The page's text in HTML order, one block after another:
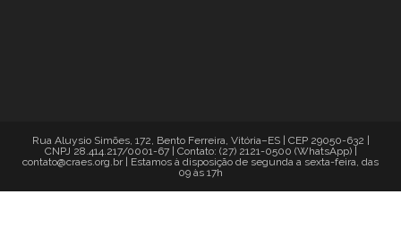
Rua Aluysio Simões, 172, Bento Ferreira, Vitória–ES | CEP 29050-632 |
CNPJ 28.414.217/0001-67 | Contato: (27) 2121-0500 (WhatsApp) |
contato@craes.org.br | Estamos à disposição de segunda a sexta-feira, das
09 às 17h